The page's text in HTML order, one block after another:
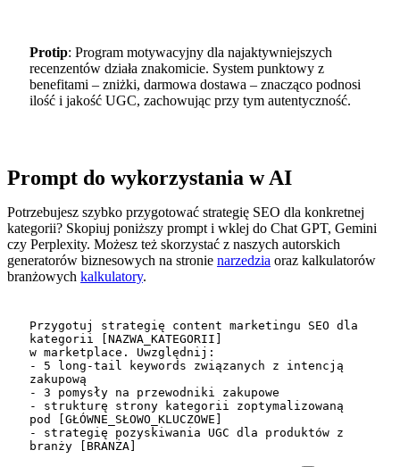
Protip: Program motywacyjny dla najaktywniejszych
recenzentów działa znakomicie. System punktowy z
benefitami – zniżki, darmowa dostawa – znacząco podnosi
ilość i jakość UGC, zachowując przy tym autentyczność.
Prompt do wykorzystania w AI
Potrzebujesz szybko przygotować strategię SEO dla konkretnej
kategorii? Skopiuj poniższy prompt i wklej do Chat GPT, Gemini
czy Perplexity. Możesz też skorzystać z naszych autorskich
generatorów biznesowych na stronie narzedzia oraz kalkulatorów
branżowych kalkulatory.
Przygotuj strategię content marketingu SEO dla
kategorii [NAZWA_KATEGORII]
w marketplace. Uwzględnij:
- 5 long-tail keywords związanych z intencją
zakupową
- 3 pomysły na przewodniki zakupowe
- strukturę strony kategorii zoptymalizowaną
pod [GŁÓWNE_SŁOWO_KLUCZOWE]
- strategię pozyskiwania UGC dla produktów z
branży [BRANŻA]